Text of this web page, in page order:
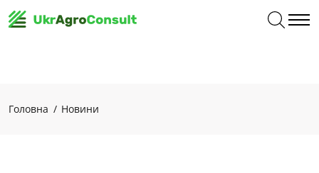
Головна Новини